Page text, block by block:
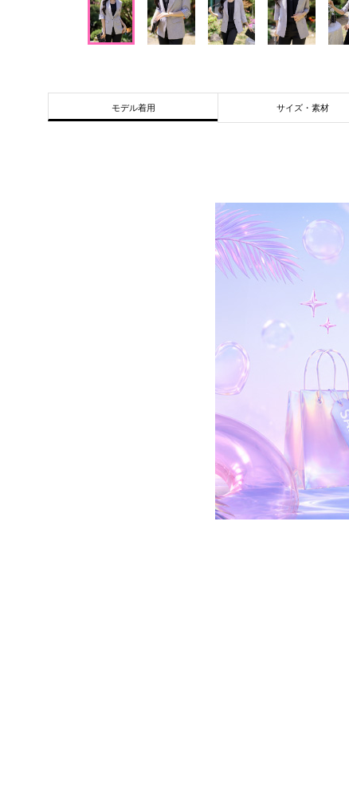
モデル着用 サイズ・素材